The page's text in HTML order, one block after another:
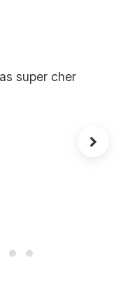
super cher